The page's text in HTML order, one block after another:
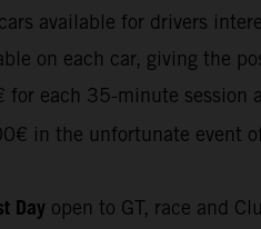
available for drivers
on each car, giving the
for each 35-minute session
in the unfortunate event
Day open to GT, race and